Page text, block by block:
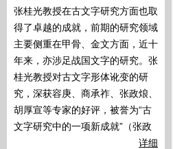
张桂光教授在古文字研究方面也取
得了卓越的成就，前期的研究领域
主要侧重在甲骨、金文方面，近十
年来，亦涉足战国文字的研究。张
桂光教授对古文字形体讹变的研
究，深获容庚、商承祚、张政烺、
胡厚宣等专家的好评，被誉为“古
文字研究中的一项新成就”（张政
详细